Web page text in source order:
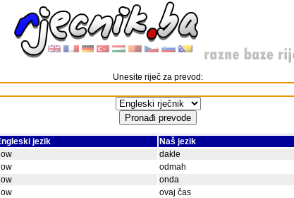
Unesite riječ za prevod:
jezik
Naš jezik
dakle
odmah
onda
ovaj čas